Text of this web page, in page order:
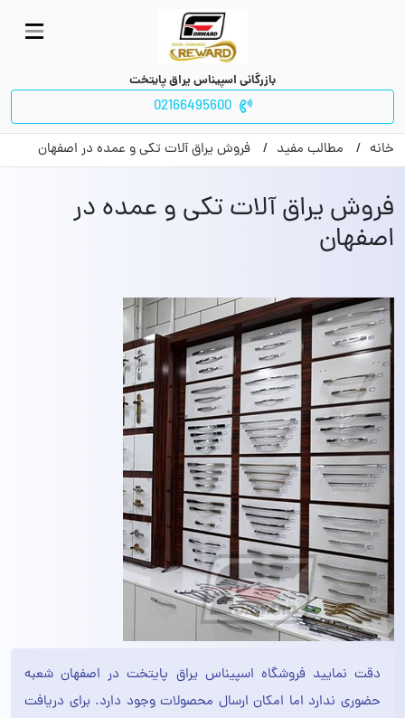
بازرگانی اسپیناس یراق پایتخت
02166495600
خانه مطالب مفید فروش یراق آلات تکی و عمده در اصفهان
فروش یراق آلات تکی و عمده در
اصفهان
دقت نمایید فروشگاه اسپیناس یراق پایتخت در اصفهان شعبه
حضوری ندارد اما امکان ارسال محصولات وجود دارد. برای دریافت